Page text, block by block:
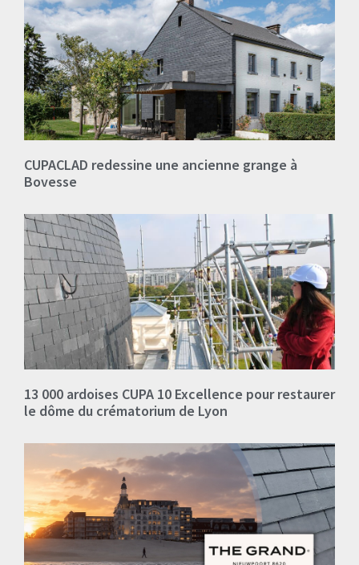
CUPACLAD redessine une ancienne grange à
Bovesse
13 000 ardoises CUPA 10 Excellence pour restaurer
le dôme du crématorium de Lyon